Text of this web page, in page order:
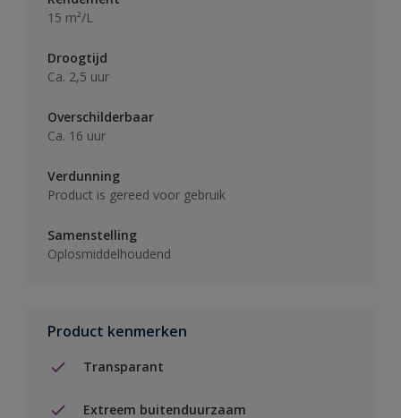
15 m²/L
Droogtijd
Ca. 2,5 uur
Overschilderbaar
Ca. 16 uur
Verdunning
Product is gereed voor gebruik
Samenstelling
Oplosmiddelhoudend
Product kenmerken
Transparant
Extreem buitenduurzaam